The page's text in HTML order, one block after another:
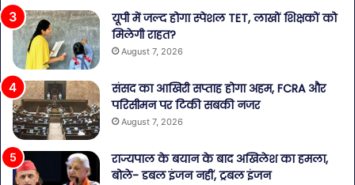
यूपी में जल्द होगा स्पेशल TET, लाखों शिक्षकों को
मिलेगी राहत?
August 7, 2026
संसद का आखिरी सप्ताह होगा अहम, FCRA और
परिसीमन पर टिकी सबकी नजर
August 7, 2026
राज्यपाल के बयान के बाद अखिलेश का हमला,
बोले- डबल इंजन नहीं, ट्रबल इंजन